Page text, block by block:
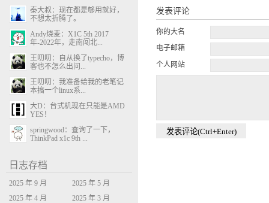
发表评论
你的大名
电子邮箱
个人网站
秦大叔：现在都是够用就好，
不想太折腾了。
Andy烧麦：X1C 5th 2017
年-2022年，走南闯北...
王叨叨：自从换了typecho，博
客也不怎么出问...
王叨叨：我准备给我的老笔记
本搞一个linux系...
大D：台式机现在只能是AMD
YES！
springwood：查询了一下，
ThinkPad x1c 9th ...
日志存档
2025 年 9 月
2025 年 5 月
2025 年 4 月
2025 年 3 月